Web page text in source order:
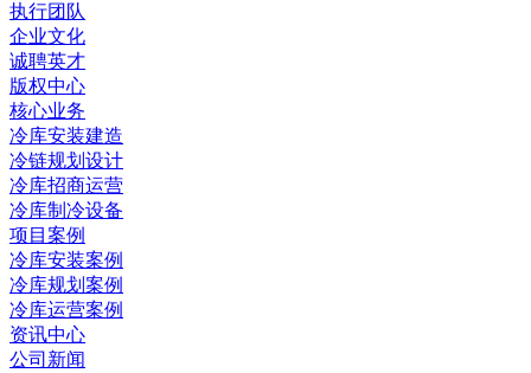
执行团队
企业文化
诚聘英才
版权中心
核心业务
冷库安装建造
冷链规划设计
冷库招商运营
冷库制冷设备
项目案例
冷库安装案例
冷库规划案例
冷库运营案例
资讯中心
公司新闻